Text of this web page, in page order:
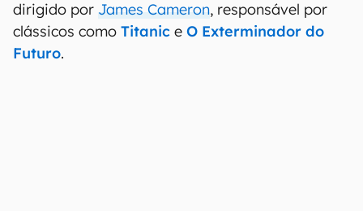
dirigido por James Cameron, responsável por
clássicos como Titanic e O Exterminador do
Futuro.